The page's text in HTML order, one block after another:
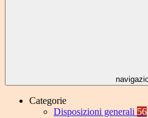
Categorie
Disposizioni generali 56